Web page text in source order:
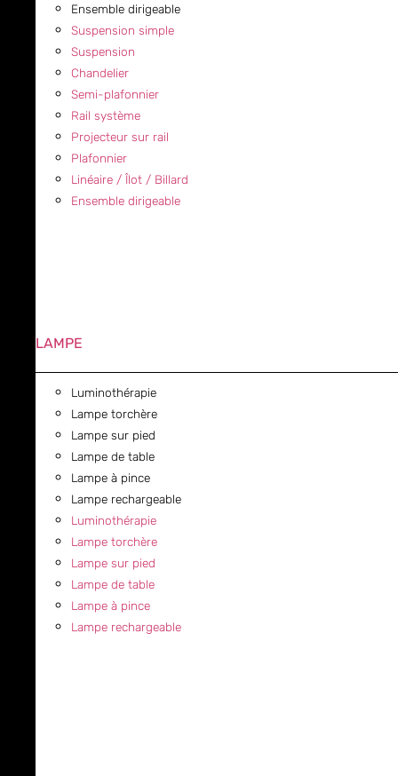
Ensemble dirigeable
Suspension simple
Suspension
Chandelier
Semi-plafonnier
Rail système
Projecteur sur rail
Plafonnier
Linéaire / Îlot / Billard
Ensemble dirigeable
LAMPE
Luminothérapie
Lampe torchère
Lampe sur pied
Lampe de table
Lampe à pince
Lampe rechargeable
Luminothérapie
Lampe torchère
Lampe sur pied
Lampe de table
Lampe à pince
Lampe rechargeable